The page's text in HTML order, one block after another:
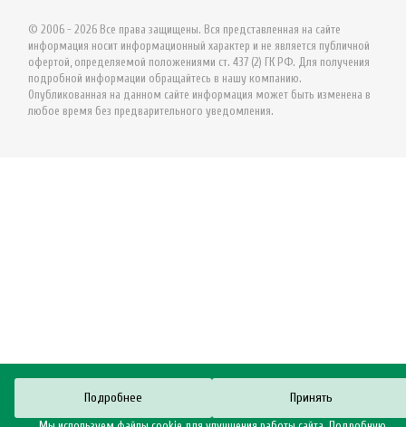
© 2006 - 2026 Все права защищены. Вся представленная на сайте
информация носит информационный характер и не является публичной
офертой, определяемой положениями ст. 437 (2) ГК РФ. Для получения
подробной информации обращайтесь в нашу компанию.
Опубликованная на данном сайте информация может быть изменена в
любое время без предварительного уведомления.
Подробнее Принять